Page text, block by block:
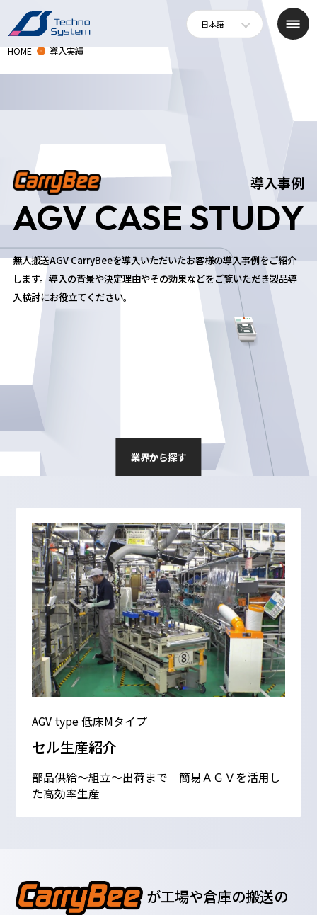
日本語
HOME 導入実績
導入事例
AGV CASE STUDY
無人搬送AGV CarryBeeを導入いただいたお客様の導入事例をご紹介
します。導入の背景や決定理由やその効果などをご覧いただき製品導
入検討にお役立てください。
業界から探す
AGV type 低床Mタイプ
セル生産紹介
部品供給～組立～出荷まで 簡易ＡＧＶを活用し
た高効率生産
が工場や倉庫の搬送の